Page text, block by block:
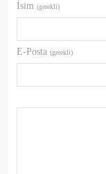
İsim (gerekli)
E-Posta (gerekli)